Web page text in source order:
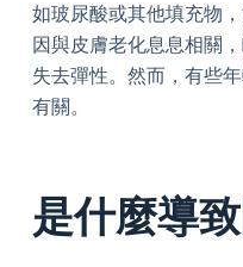
如玻尿酸或其他填充物
因與皮膚老化息息相關
失去彈性。然而，有些
有關。
是什麼導